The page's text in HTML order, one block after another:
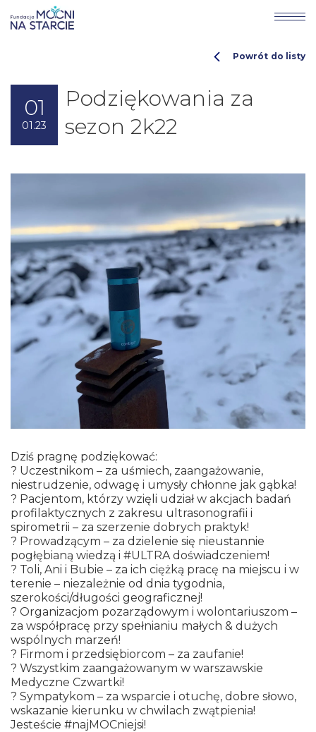
01
01.23
Podziękowania za
sezon 2k22
Powrót do listy
Dziś pragnę podziękować:
? Uczestnikom – za uśmiech, zaangażowanie,
niestrudzenie, odwagę i umysły chłonne jak gąbka!
? Pacjentom, którzy wzięli udział w akcjach badań
profilaktycznych z zakresu ultrasonografii i
spirometrii – za szerzenie dobrych praktyk!
? Prowadzącym – za dzielenie się nieustannie
pogłębianą wiedzą i #ULTRA doświadczeniem!
? Toli, Ani i Bubie – za ich ciężką pracę na miejscu i w
terenie – niezależnie od dnia tygodnia,
szerokości/długości geograficznej!
? Organizacjom pozarządowym i wolontariuszom –
za współpracę przy spełnianiu małych & dużych
wspólnych marzeń!
? Firmom i przedsiębiorcom – za zaufanie!
? Wszystkim zaangażowanym w warszawskie
Medyczne Czwartki!
? Sympatykom – za wsparcie i otuchę, dobre słowo,
wskazanie kierunku w chwilach zwątpienia!
Jesteście #najMOCniejsi!